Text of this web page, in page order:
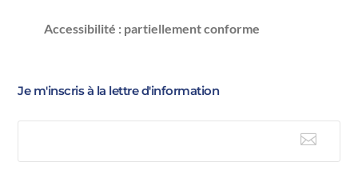
Accessibilité : partiellement conforme
Je m'inscris à la lettre d'information
